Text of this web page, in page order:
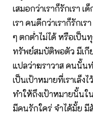
เสมอกว่าเราก็รักเรา เ
เรา คนดีกว่าเราก็รักเ
ๆ ตกต่ำไม่ได้ หรือเป็น
ทรัพย์สมบัติพอตัว มีเกี
แปลว่าฆราวาส คนนั้น
เป็นเป้าหมายที่เราเล็
ทำให้ถึงเป้าหมายนั้นใ
มีคนรักใคร่ จำได้มั้ย